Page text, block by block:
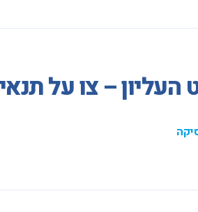
– צו על